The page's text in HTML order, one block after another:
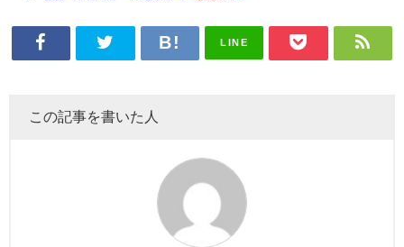
LINE
この記事を書いた人